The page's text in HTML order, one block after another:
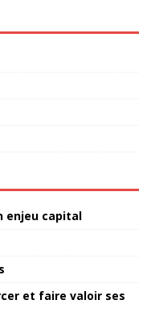
enjeu capital
et faire valoir ses